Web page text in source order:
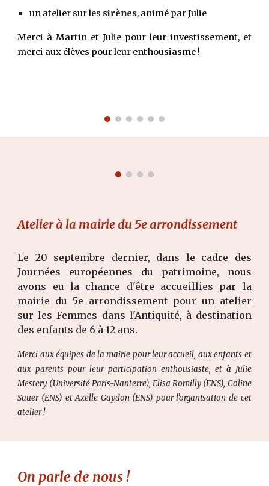
un atelier sur les sirènes, animé par Julie
Merci à Martin et Julie pour leur investissement, et
merci aux élèves pour leur enthousiasme !
Atelier à la mairie du 5e arrondissement
Le 20 septembre dernier, dans le cadre des
Journées européennes du patrimoine, nous
avons eu la chance d'être accueillies par la
mairie du 5e arrondissement pour un atelier
sur les Femmes dans l'Antiquité, à destination
des enfants de 6 à 12 ans.
Merci aux équipes de la mairie pour leur accueil, aux enfants et
aux parents pour leur participation enthousiaste, et à Julie
Mestery (Université Paris-Nanterre), Elisa Romilly (ENS), Coline
Sauer (ENS) et Axelle Gaydon (ENS) pour l'organisation de cet
atelier !
On parle de nous !